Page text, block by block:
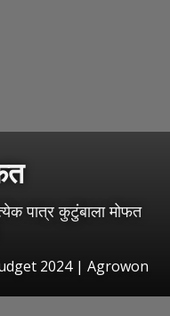
पात्र कुटुंबाला मोफत
2024 | Agrowon